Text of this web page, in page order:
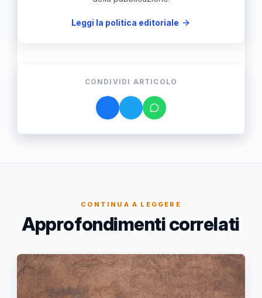
Leggi la politica editoriale
CONDIVIDI ARTICOLO
CONTINUA A LEGGERE
Approfondimenti correlati